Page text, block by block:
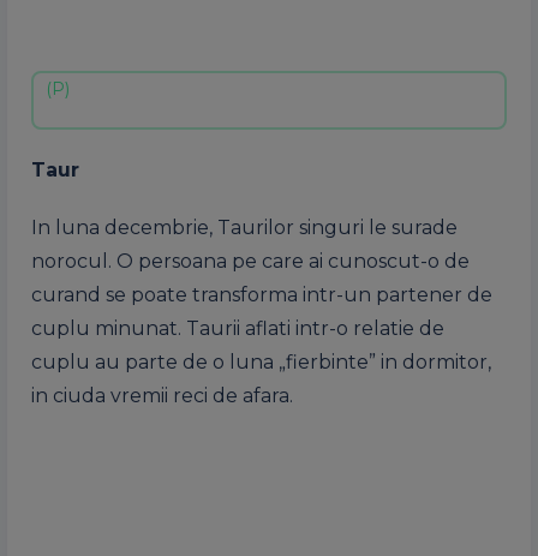
Taur
In luna decembrie, Taurilor singuri le surade
norocul. O persoana pe care ai cunoscut-o de
curand se poate transforma intr-un partener de
cuplu minunat. Taurii aflati intr-o relatie de
cuplu au parte de o luna „fierbinte” in dormitor,
in ciuda vremii reci de afara.